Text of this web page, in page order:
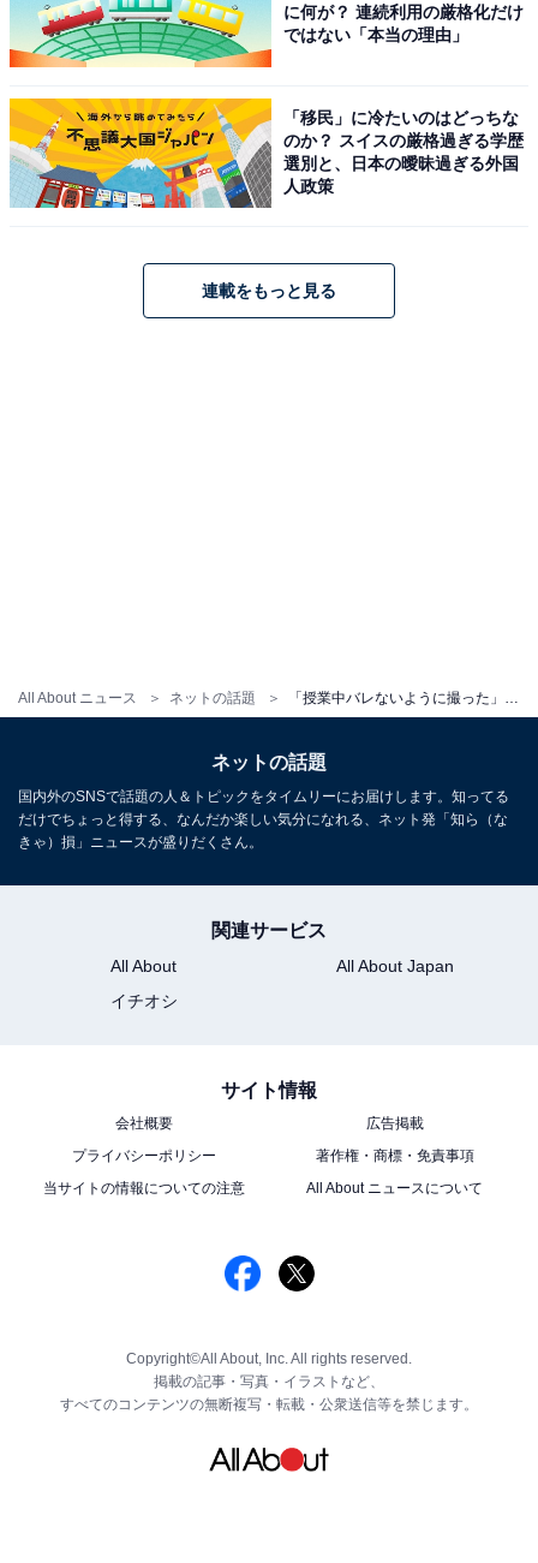
All About ニュース ネットの話題
に何が？ 連続利用の厳格化だけ
ではない「本当の理由」
「移民」に冷たいのはどっちな
のか？ スイスの厳格過ぎる学歴
選別と、日本の曖昧過ぎる外国
人政策
連載をもっと見る
ネットの話題
国内外のSNSで話題の人＆トピックをタイムリーにお届けします。知ってる
だけでちょっと得する、なんだか楽しい気分になれる、ネット発「知ら（な
きゃ）損」ニュースが盛りだくさん。
関連サービス
All About
All About Japan
イチオシ
サイト情報
会社概要
広告掲載
プライバシーポリシー
著作権・商標・免責事項
当サイトの情報についての注意
All About ニュースについて
Copyright©All About, Inc. All rights reserved.
掲載の記事・写真・イラストなど、
すべてのコンテンツの無断複写・転載・公衆送信等を禁じます。